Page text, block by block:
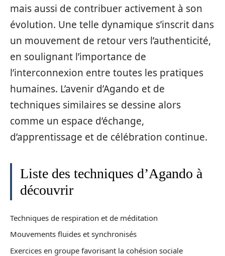
mais aussi de contribuer activement à son
évolution. Une telle dynamique s’inscrit dans
un mouvement de retour vers l’authenticité,
en soulignant l’importance de
l’interconnexion entre toutes les pratiques
humaines. L’avenir d’Agando et de
techniques similaires se dessine alors
comme un espace d’échange,
d’apprentissage et de célébration continue.
Liste des techniques d’Agando à
découvrir
Techniques de respiration et de méditation
Mouvements fluides et synchronisés
Exercices en groupe favorisant la cohésion sociale